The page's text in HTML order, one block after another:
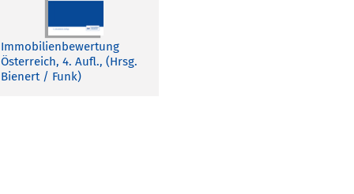
Immobilienbewertung
Österreich, 4. Aufl., (Hrsg.
Bienert / Funk)